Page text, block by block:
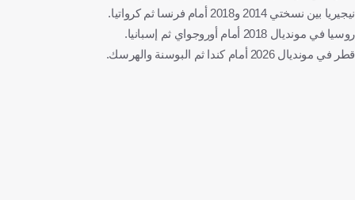
نيجيريا بين نسختي 2014 و2018 أمام فرنسا ثم كرواتيا.
روسيا في مونديال 2018 أمام أوروجواي ثم إسبانيا.
قطر في مونديال 2026 أمام كندا ثم البوسنة والهرسك.